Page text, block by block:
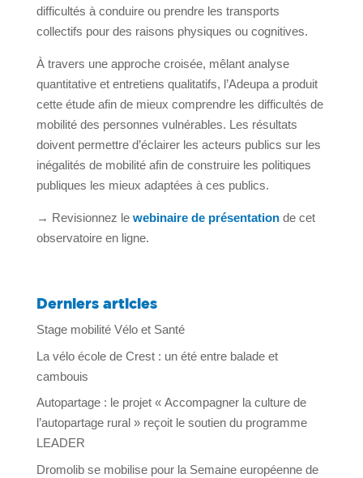
difficultés à conduire ou prendre les transports
collectifs pour des raisons physiques ou cognitives.
À travers une approche croisée, mêlant analyse
quantitative et entretiens qualitatifs, l’Adeupa a produit
cette étude afin de mieux comprendre les difficultés de
mobilité des personnes vulnérables. Les résultats
doivent permettre d’éclairer les acteurs publics sur les
inégalités de mobilité afin de construire les politiques
publiques les mieux adaptées à ces publics.
→ Revisionnez le webinaire de présentationde cet
observatoire en ligne.
Derniers articles
Stage mobilité Vélo et Santé
La vélo école de Crest : un été entre balade et
cambouis
Autopartage : le projet « Accompagner la culture de
l’autopartage rural » reçoit le soutien du programme
LEADER
Dromolib se mobilise pour la Semaine européenne de